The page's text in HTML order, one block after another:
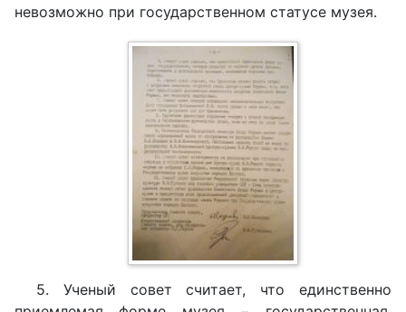
невозможно при государственном статусе музея.
5. Ученый совет считает, что единственно